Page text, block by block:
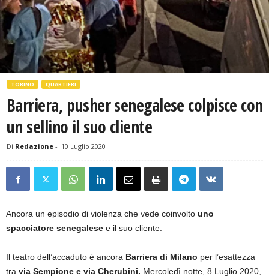
TORINO QUARTIERI
Barriera, pusher senegalese colpisce con
un sellino il suo cliente
Di Redazione - 10 Luglio 2020
Ancora un episodio di violenza che vede coinvolto uno
spacciatore senegalese e il suo cliente.
Il teatro dell’accaduto è ancora Barriera di Milano per l’esattezza
tra via Sempione e via Cherubini. Mercoledì notte, 8 Luglio 2020,